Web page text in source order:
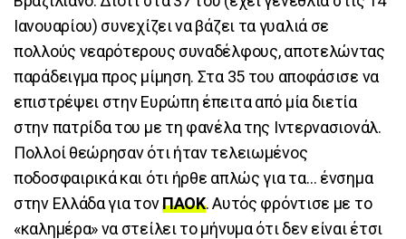
Ιανουαρίου) συνεχίζει να βάζει τα γυαλιά σε
πολλούς νεαρότερους συναδέλφους, αποτελώντας
παράδειγμα προς μίμηση. Στα 35 του αποφάσισε να
επιστρέψει στην Ευρώπη έπειτα από μία διετία
στην πατρίδα του με τη φανέλα της Ιντερνασιονάλ.
Πολλοί θεώρησαν ότι ήταν τελειωμένος
ποδοσφαιρικά και ότι ήρθε απλώς για τα… ένσημα
στην Ελλάδα για τονΠΑΟΚ. Αυτός φρόντισε με το
«καλημέρα» να στείλει το μήνυμα ότι δεν είναι έτσι